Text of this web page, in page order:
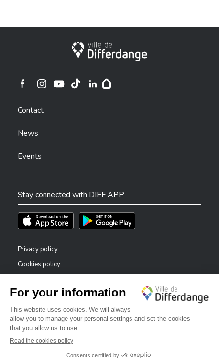
City of Differdange
Ville de Differdange sur Instagram
Contact
News
Events
Stay connected with DIFF APP
Téléchargez l'app sur l'App StoreTéléchargez l'app sur Play Store
Privacy policy
Cookies policy
Accessibility statement
Reporting system — whistleblowers
©2026 All rights reserved . City of Differdange
✕
Bonjour, comment puis-je vous aider ?